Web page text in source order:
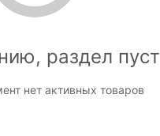
раздел пуст
нет активных товаров